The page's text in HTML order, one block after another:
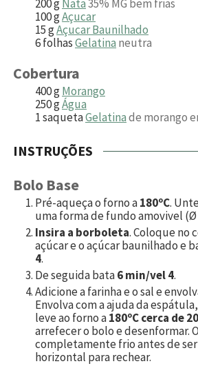
200g Nata35% MG bem frias
100gAçucar
15gAçucar Baunilhado
6folhasGelatina neutra
Cobertura
400gMorango
250gÁgua
1saquetaGelatinade morango
INSTRUÇÕES
Bolo Base
Pré-aqueça o forno a180ºC.
uma forma de fundo amovivel (Ø
Insira a borboleta. Coloque no
açúcar e o açúcar baunilhado e
4.
De seguida bata6 min/vel 4.
Adicione a farinha e o sal e
Envolva com a ajuda da
leve ao forno a180ºC cerca de
arrefecer o bolo e desenformar.
completamente frio antes de
horizontal para rechear.